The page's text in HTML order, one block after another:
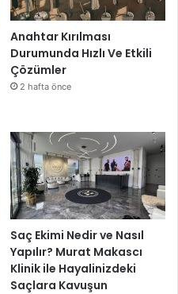
Anahtar Kırılması
Durumunda Hızlı Ve Etkili
Çözümler
2 hafta önce
Saç Ekimi Nedir ve Nasıl
Yapılır? Murat Makascı
Klinik ile Hayalinizdeki
Saçlara Kavuşun